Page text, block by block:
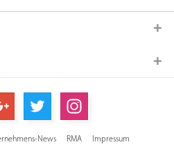
News RMA Impressum